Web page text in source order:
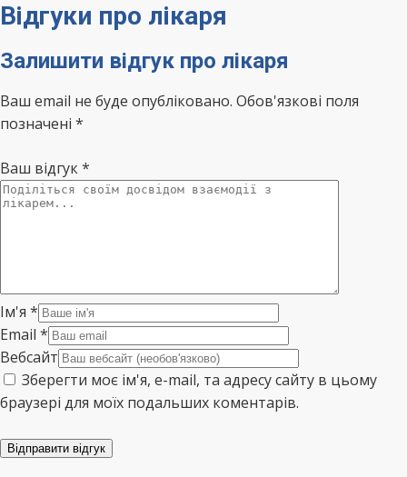
Відгуки про лікаря
Залишити відгук про лікаря
Ваш email не буде опубліковано. Обов'язкові поля
позначені *
Ваш відгук*
Ім'я *
Email *
Вебсайт
Зберегти моє ім'я, e-mail, та адресу сайту в цьому
браузері для моїх подальших коментарів.
Відправити відгук